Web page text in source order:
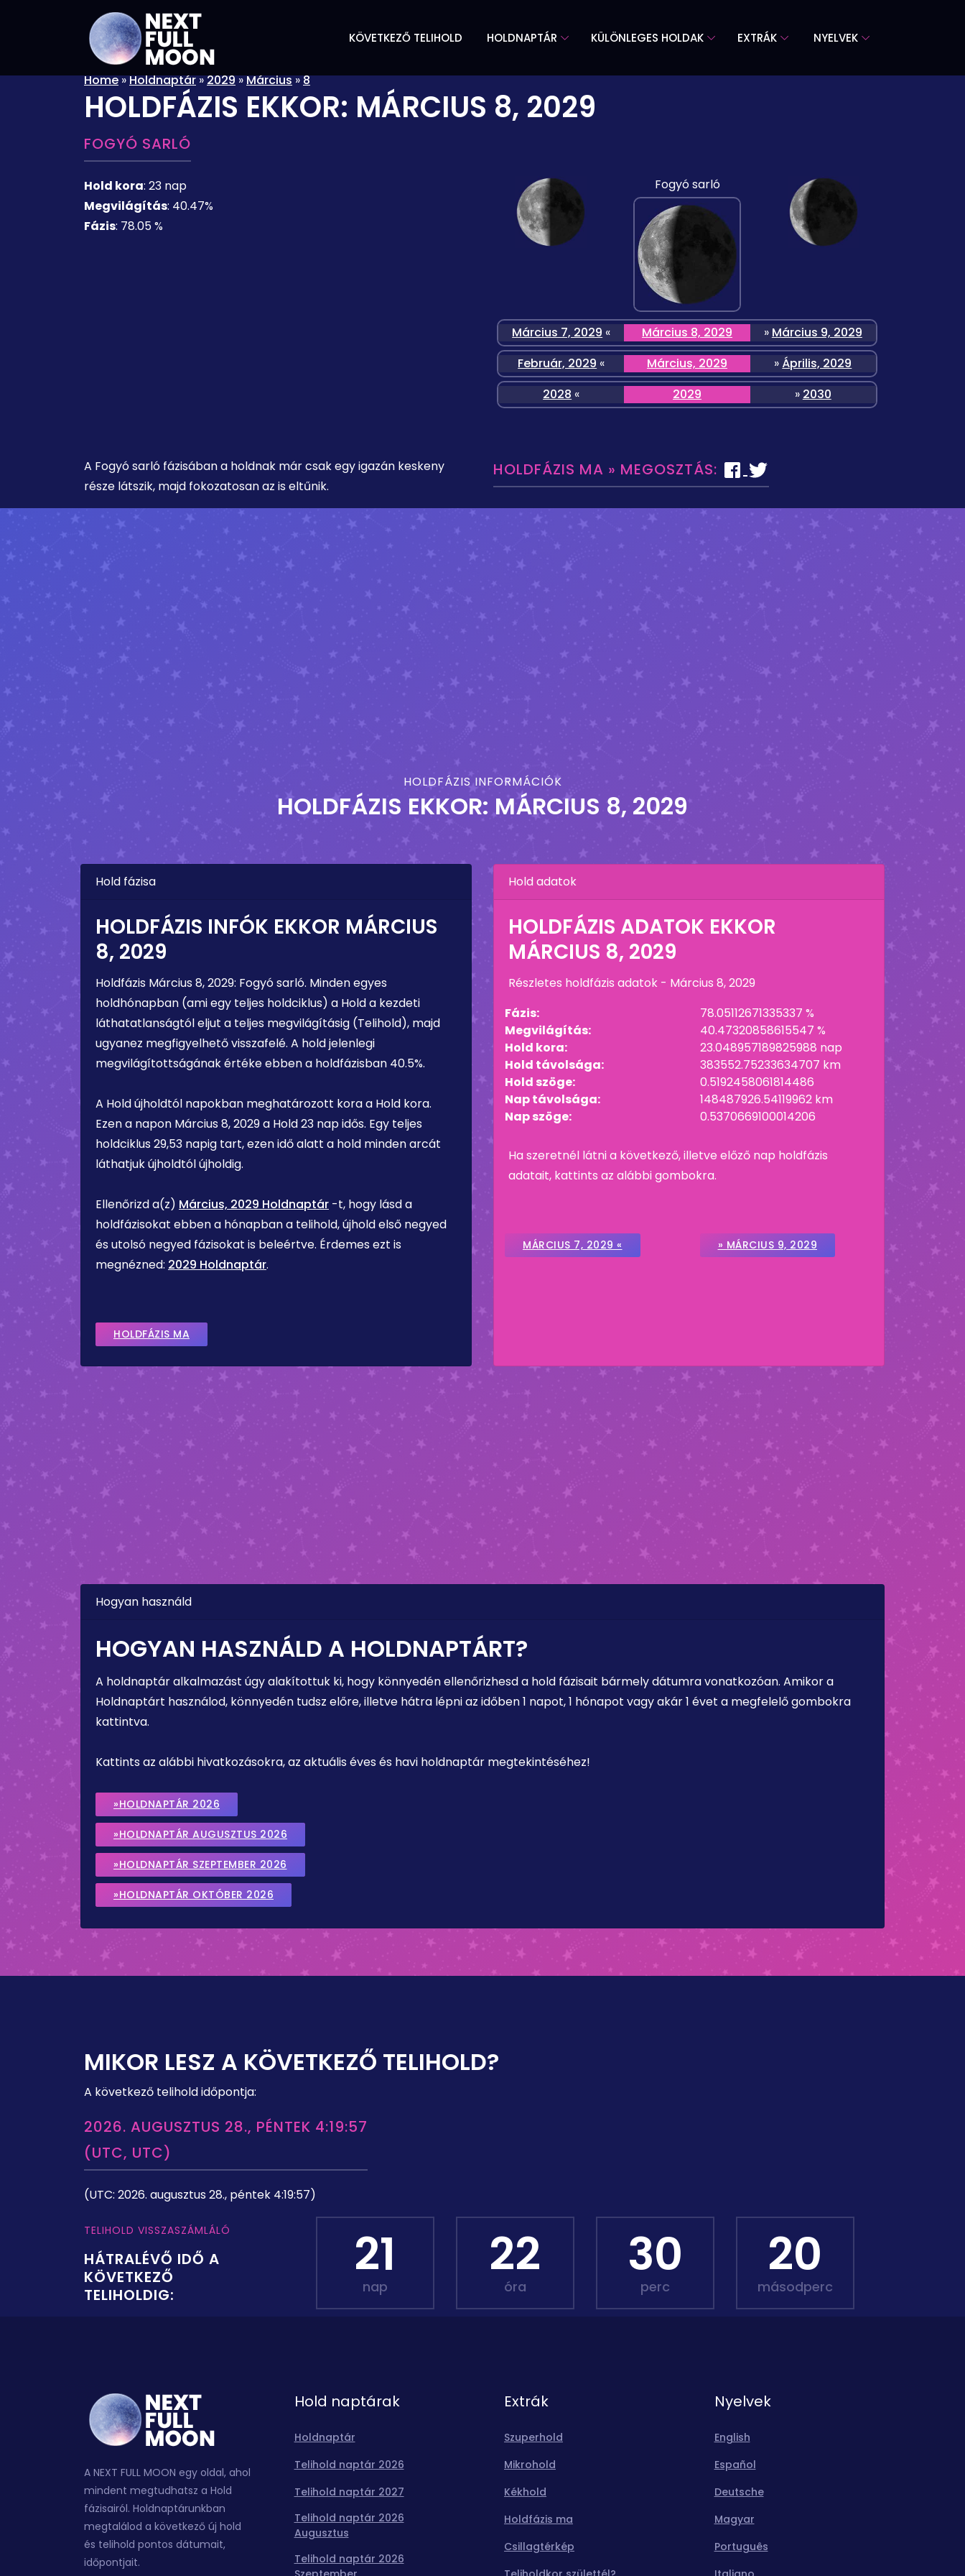
KÖVETKEZŐ TELIHOLD HOLDNAPTÁR KÜLÖNLEGES HOLDAK EXTRÁK NYELVEK
Home»Holdnaptár»2029»Március»8
HOLDFÁZIS EKKOR: MÁRCIUS 8, 2029
FOGYÓ SARLÓ
Hold kora: 23 nap
Megvilágítás: 40.47%
Fázis: 78.05 %
Fogyó sarló
Március 7, 2029 « Március 8, 2029 » Március 9, 2029
Február, 2029 « Március, 2029 » Április, 2029
2028 « 2029 » 2030
A Fogyó sarló fázisában a holdnak már csak egy igazán keskeny
része látszik, majd fokozatosan az is eltűnik.
HOLDFÁZIS MA » MEGOSZTÁS:
HOLDFÁZIS INFORMÁCIÓK
HOLDFÁZIS EKKOR:MÁRCIUS 8, 2029
Hold fázisa
HOLDFÁZIS INFÓK EKKOR MÁRCIUS
8, 2029
Holdfázis Március 8, 2029: Fogyó sarló. Minden egyes
holdhónapban (ami egy teljes holdciklus) a Hold a kezdeti
láthatatlanságtól eljut a teljes megvilágításig (Telihold), majd
ugyanez megfigyelhető visszafelé. A hold jelenlegi
megvilágítottságának értéke ebben a holdfázisban 40.5%.
A Hold újholdtól napokban meghatározott kora a Hold kora.
Ezen a napon Március 8, 2029a Hold23 napidős. Egy teljes
holdciklus 29,53 napig tart, ezen idő alatt a hold minden arcát
láthatjuk újholdtól újholdig.
Ellenőrizd a(z) Március, 2029 Holdnaptár -t, hogy lásd a
holdfázisokat ebben a hónapban a telihold, újhold első negyed
és utolsó negyed fázisokat is beleértve. Érdemes ezt is
megnézned: 2029 Holdnaptár.
HOLDFÁZIS MA
Hold adatok
HOLDFÁZIS ADATOK EKKOR
MÁRCIUS 8, 2029
Részletes holdfázis adatok - Március 8, 2029
Fázis:
78.05112671335337 %
Megvilágítás:
40.47320858615547 %
Hold kora:
23.048957189825988 nap
Hold távolsága:
383552.75233634707 km
Hold szöge:
0.5192458061814486
Nap távolsága:
148487926.54119962 km
Nap szöge:
0.5370669100014206
Ha szeretnél látni a következő, illetve előző nap holdfázis
adatait, kattints az alábbi gombokra.
MÁRCIUS 7, 2029 « » MÁRCIUS 9, 2029
Hogyan használd
HOGYAN HASZNÁLD A HOLDNAPTÁRT?
A holdnaptár alkalmazást úgy alakítottuk ki, hogy könnyedén ellenőrizhesd a hold fázisait bármely dátumra vonatkozóan. Amikor a
Holdnaptárt használod, könnyedén tudsz előre, illetve hátra lépni az időben 1 napot, 1 hónapot vagy akár 1 évet a megfelelő gombokra
kattintva.
Kattints az alábbi hivatkozásokra, az aktuális éves és havi holdnaptár megtekintéséhez!
»HOLDNAPTÁR 2026
»HOLDNAPTÁR AUGUSZTUS 2026
»HOLDNAPTÁR SZEPTEMBER 2026
»HOLDNAPTÁR OKTÓBER 2026
MIKOR LESZ A KÖVETKEZŐ TELIHOLD?
A következő telihold időpontja:
2026. AUGUSZTUS 28., PÉNTEK 4:19:57
(UTC, UTC)
(UTC: 2026. augusztus 28., péntek 4:19:57)
TELIHOLD VISSZASZÁMLÁLÓ
HÁTRALÉVŐ IDŐ A
KÖVETKEZŐ
TELIHOLDIG:
21
nap
22
óra
30
perc
18
másodperc
A NEXT FULL MOON egy oldal, ahol
mindent megtudhatsz a Hold
fázisairól. Holdnaptárunkban
megtalálod a következő új hold
és telihold pontos dátumait,
időpontjait.
Hold naptárak
Holdnaptár
Telihold naptár 2026
Telihold naptár 2027
Telihold naptár 2026
Augusztus
Telihold naptár 2026
Extrák
Szuperhold
Mikrohold
Kékhold
Holdfázis ma
Csillagtérkép
Nyelvek
English
Español
Deutsche
Magyar
Português